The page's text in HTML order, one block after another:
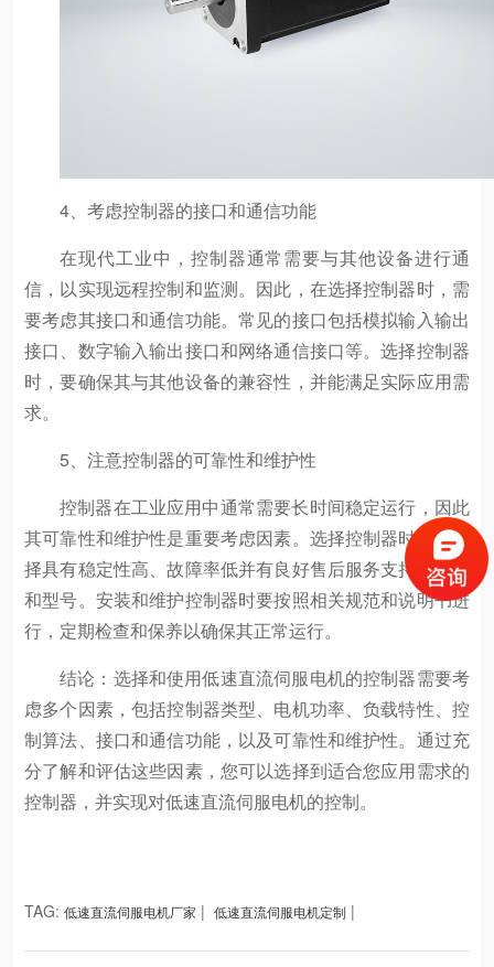
4、考虑控制器的接口和通信功能
在现代工业中，控制器通常需要与其他设备进行通
信，以实现远程控制和监测。因此，在选择控制器时，需
要考虑其接口和通信功能。常见的接口包括模拟输入输出
接口、数字输入输出接口和网络通信接口等。选择控制器
时，要确保其与其他设备的兼容性，并能满足实际应用需
求。
5、注意控制器的可靠性和维护性
控制器在工业应用中通常需要长时间稳定运行，因此
其可靠性和维护性是重要考虑因素。选择控制器时，要选
择具有稳定性高、故障率低并有良好售后服务支持的品牌
和型号。安装和维护控制器时要按照相关规范和说明书进
行，定期检查和保养以确保其正常运行。
结论：选择和使用低速直流伺服电机的控制器需要考
虑多个因素，包括控制器类型、电机功率、负载特性、控
制算法、接口和通信功能，以及可靠性和维护性。通过充
分了解和评估这些因素，您可以选择到适合您应用需求的
控制器，并实现对低速直流伺服电机的控制。
TAG: 低速直流伺服电机厂家 | 低速直流伺服电机定制 |